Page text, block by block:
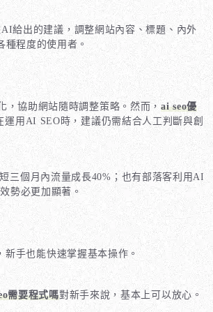
給出的建議，調整網站內容、標題、內外
程度的使用者。
協助網站隨時調整策略。然而， ai seo優
用AI SEO時，建議仍需結合人工判斷與創
三個月內流量成長40%；也有部落客利用AI
勢必更加顯著。
新手也能快速掌握基本操作。
需要程式嗎對新手來說，基本上可以放心。